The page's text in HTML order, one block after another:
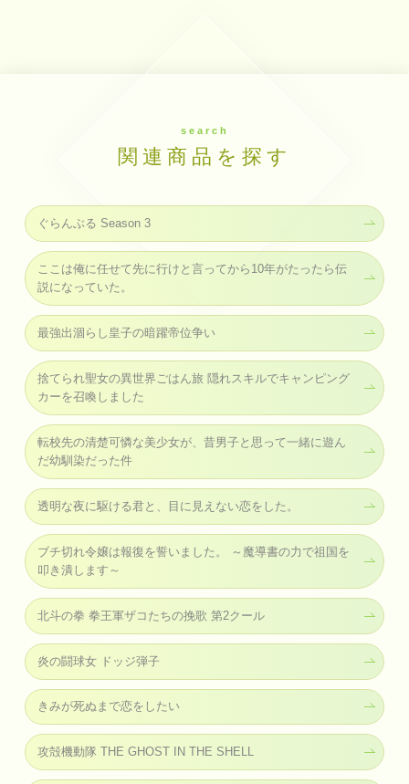
search
関連商品を探す
ぐらんぶる Season 3
ここは俺に任せて先に行けと言ってから10年がたったら伝
説になっていた。
最強出涸らし皇子の暗躍帝位争い
捨てられ聖女の異世界ごはん旅 隠れスキルでキャンピング
カーを召喚しました
転校先の清楚可憐な美少女が、昔男子と思って一緒に遊ん
だ幼馴染だった件
透明な夜に駆ける君と、目に見えない恋をした。
ブチ切れ令嬢は報復を誓いました。 ～魔導書の力で祖国を
叩き潰します～
北斗の拳 拳王軍ザコたちの挽歌 第2クール
炎の闘球女 ドッジ弾子
きみが死ぬまで恋をしたい
攻殻機動隊 THE GHOST IN THE SHELL